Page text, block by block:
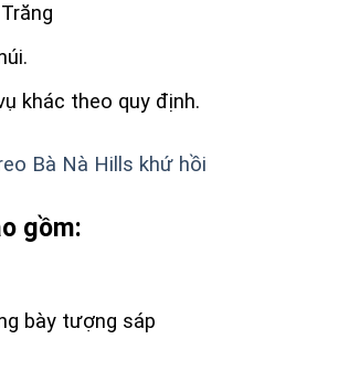
khác theo quy định.
Bà Nà Hills khứ hồi
gồm:
bày tượng sáp